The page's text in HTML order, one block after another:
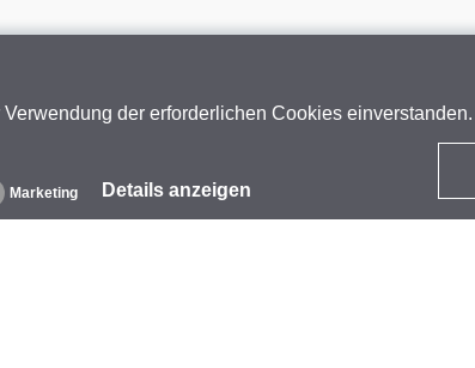
der erforderlichen Cookies
Marketing Details anzeigen